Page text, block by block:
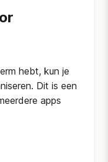
hebt, kun je
Dit is een
apps